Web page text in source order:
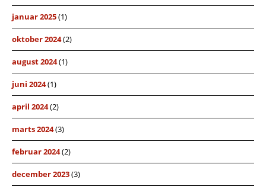
januar 2025(1)
oktober 2024(2)
august 2024(1)
juni 2024(1)
april 2024(2)
marts 2024(3)
februar 2024(2)
december 2023(3)